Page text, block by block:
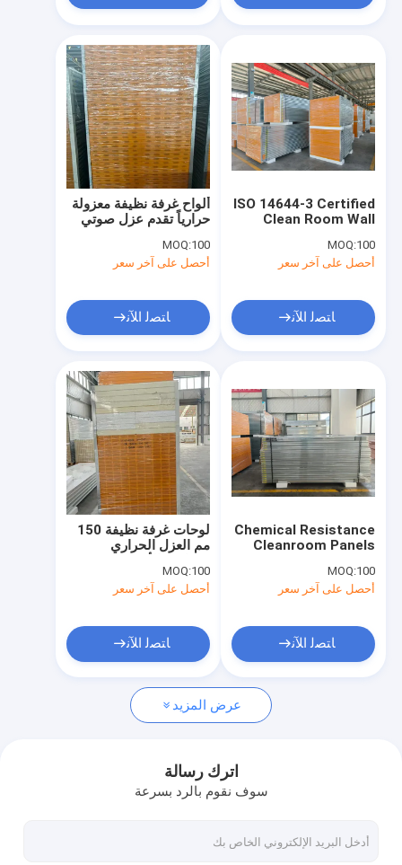
المنتجات
فيديوهات
برنامج VR
مراقبة الجودة
اتصل بنا
لوحات الغرف النظيفة
لوحة شطيرة
ألواح غرفة نظيفة معزولة
حرارياً تقدم عزل صوتي
للمرافق الطبية ومختبرات
البحث
MOQ:100
أحصل على آخر سعر
ﺎﺘﺼﻟ ﺍﻶﻧ
ISO 14644-3 Certified
Clean Room Wall
Magnesium and
Rockwool Core
MOQ:100
أحصل على آخر سعر
ﺎﺘﺼﻟ ﺍﻶﻧ
لوحات غرفة نظيفة 150
مم العزل الحراري
والقليات لعمليات غرفة
نظيفة محسنة
MOQ:100
أحصل على آخر سعر
ﺎﺘﺼﻟ ﺍﻶﻧ
Chemical Resistance
Cleanroom Panels
Cleanroom Field
Applications
MOQ:100
أحصل على آخر سعر
ﺎﺘﺼﻟ ﺍﻶﻧ
عرض المزيد
اترك رسالة
سوف نقوم بالرد بسرعة